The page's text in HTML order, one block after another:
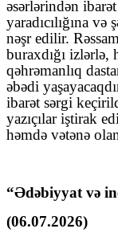
əsərlərindən
yaradıcılığına
nəşr edilir.
buraxdığı izlərlə,
qəhrəmanlıq
əbədi
ibarət sərgi
yazıçılar iştirak
həmdə vətənə
“Ədəbiyyat və
(06.07.2026)